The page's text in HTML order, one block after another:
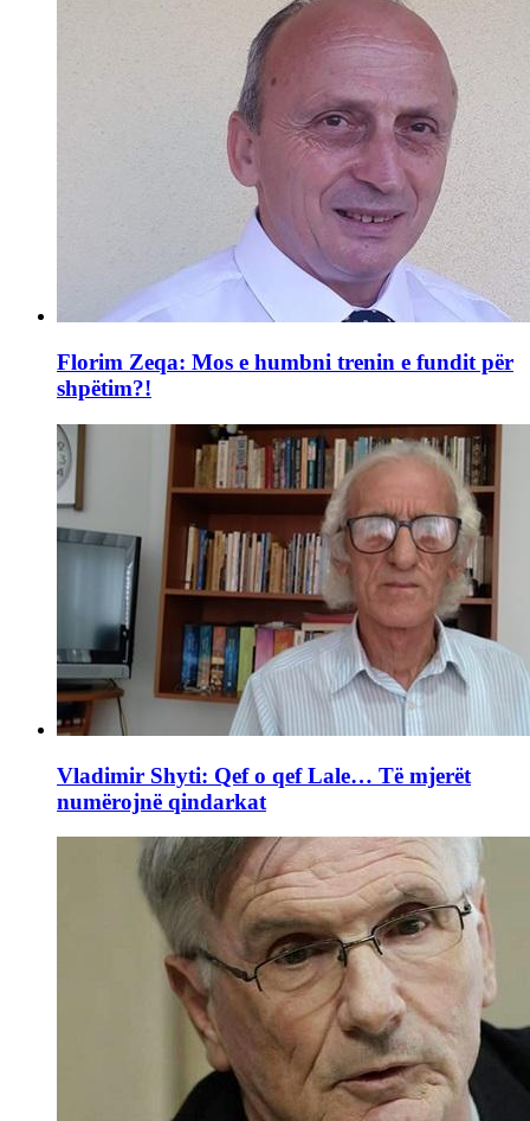
Florim Zeqa: Mos e humbni trenin e fundit për
shpëtim?!
Vladimir Shyti: Qef o qef Lale… Të mjerët
numërojnë qindarkat